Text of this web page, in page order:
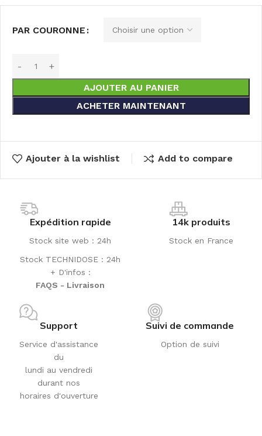
PAR COURONNE
AJOUTER AU PANIER
ACHETER MAINTENANT
Ajouter à la wishlist Add to compare
Expédition rapide
Stock site web : 24h
Stock TECHNIDOSE : 24h
+ D'infos :
FAQS - Livraison
14k produits
Stock en France
Support
Service d'assistance
du
lundi au vendredi
durant nos
horaires d'ouverture
Suivi de commande
Option de suivi